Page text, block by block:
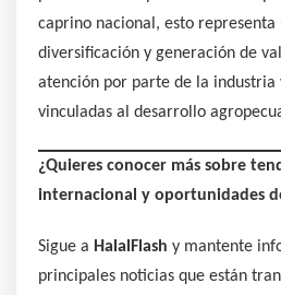
caprino nacional, esto
diversificación y generación de
atención por parte de la industria
vinculadas al desarrollo
¿Quieres conocer más sobre
internacional y oportunidades
Sigue a HalalFlash y mantente
principales noticias que están